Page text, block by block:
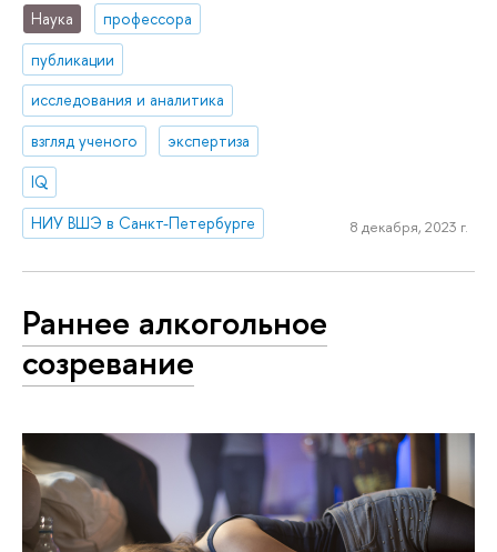
Наука
профессора
публикации
исследования и аналитика
взгляд ученого
экспертиза
IQ
НИУ ВШЭ в Санкт-Петербурге
8 декабря, 2023 г.
Раннее алкогольное
созревание